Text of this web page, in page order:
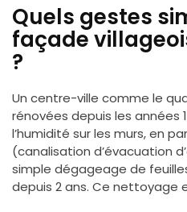
Quels gestes
façade
?
Un centre-ville comme le
rénovées depuis les années
l’humidité sur les murs, en
(canalisation d’évacuation
simple dégageage de
depuis 2 ans. Ce nettoyage